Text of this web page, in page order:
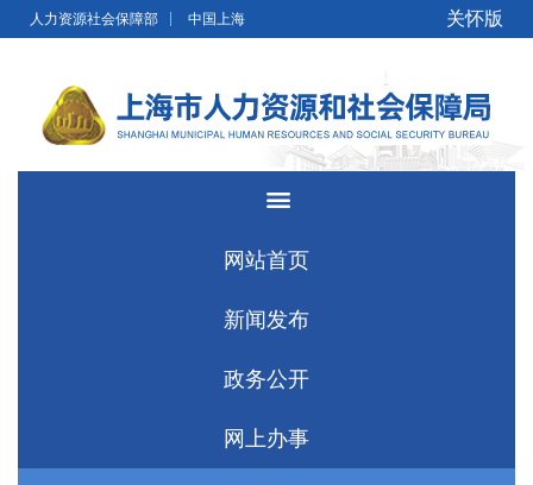
无障碍操作说明 跳转到网站导航区
人力资源社会保障部 中国上海 关怀版
网站首页
新闻发布
政务公开
网上办事